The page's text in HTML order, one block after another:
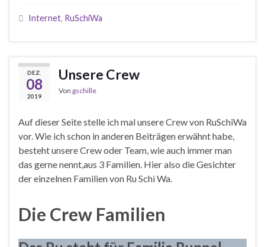
Internet, RuSchiWa
DEZ.
08
2019
Unsere Crew
Von gschille
Auf dieser Seite stelle ich mal unsere Crew von RuSchiWa
vor. Wie ich schon in anderen Beiträgen erwähnt habe,
besteht unsere Crew oder Team, wie auch immer man
das gerne nennt,aus 3 Familien. Hier also die Gesichter
der einzelnen Familien von Ru Schi Wa.
Die Crew Familien